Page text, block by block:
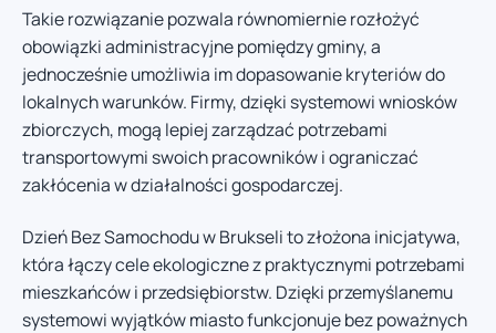
Takie rozwiązanie pozwala równomiernie rozłożyć
obowiązki administracyjne pomiędzy gminy, a
jednocześnie umożliwia im dopasowanie kryteriów do
lokalnych warunków. Firmy, dzięki systemowi wniosków
zbiorczych, mogą lepiej zarządzać potrzebami
transportowymi swoich pracowników i ograniczać
zakłócenia w działalności gospodarczej.
Dzień Bez Samochodu w Brukseli to złożona inicjatywa,
która łączy cele ekologiczne z praktycznymi potrzebami
mieszkańców i przedsiębiorstw. Dzięki przemyślanemu
systemowi wyjątków miasto funkcjonuje bez poważnych